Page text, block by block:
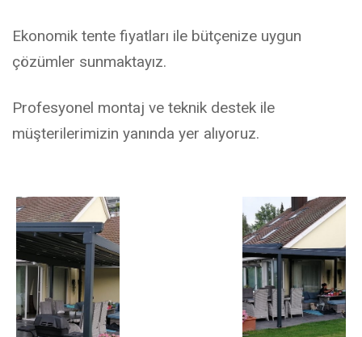
Ekonomik tente fiyatları ile bütçenize uygun
çözümler sunmaktayız.
Profesyonel montaj ve teknik destek ile
müşterilerimizin yanında yer alıyoruz.